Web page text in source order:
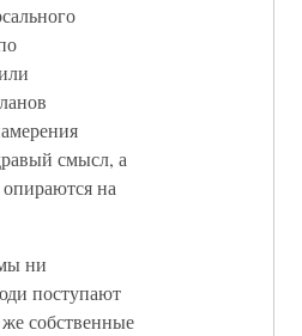
смысл, а
на
ни
поступают
собственные